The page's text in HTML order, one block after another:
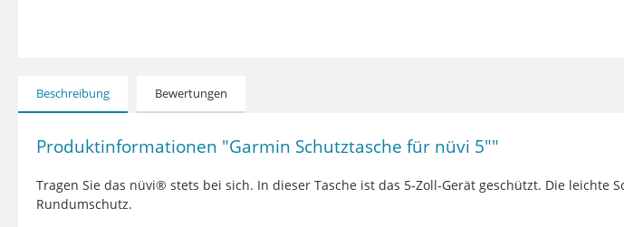
Beschreibung Bewertungen
Produktinformationen "Garmin Schutztasche für nüvi 5""
Tragen Sie das nüvi® stets bei sich. In dieser Tasche ist das 5-Zoll-Gerät geschützt. Die
Rundumschutz.